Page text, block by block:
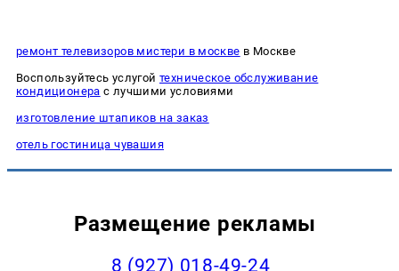
ремонт телевизоров мистери в москве в Москве
Воспользуйтесь услугой техническое обслуживание
кондиционера с лучшими условиями
изготовление штапиков на заказ
отель гостиница чувашия
Размещение рекламы
8 (927) 018-49-24